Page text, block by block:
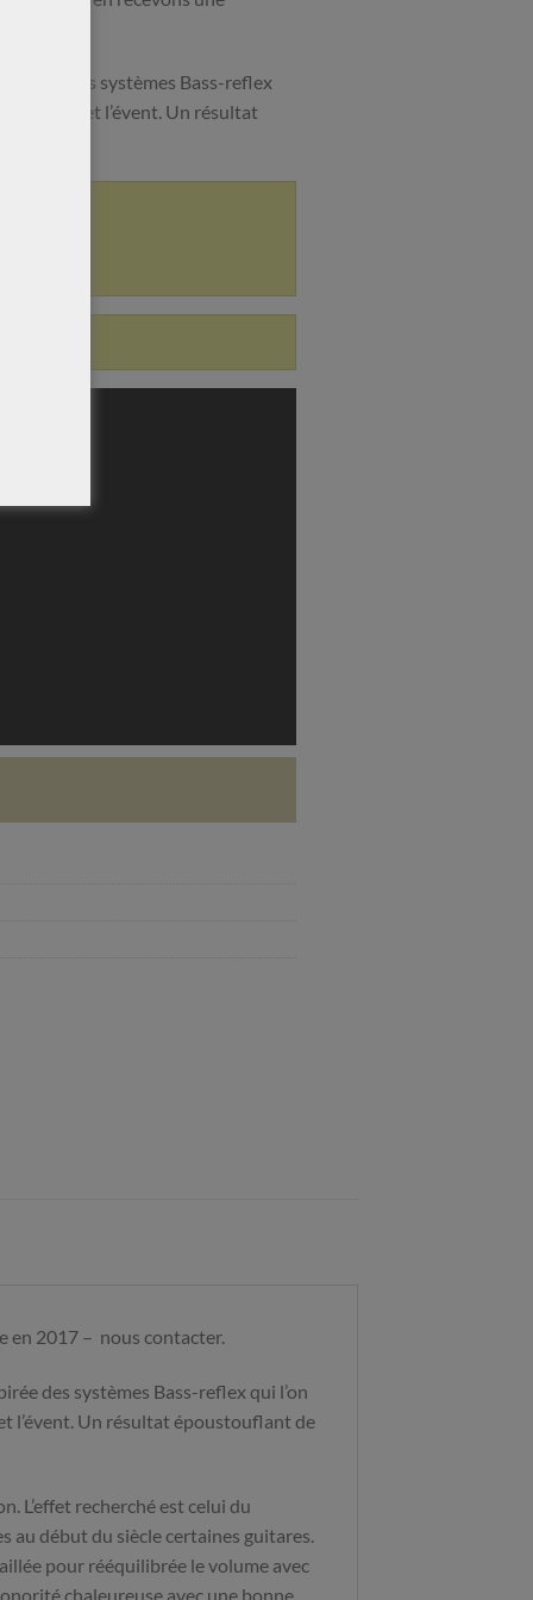
des systèmes Bass-reflex
la table et l’évent. Un résultat
en 2017 – nous contacter.
des systèmes Bass-reflex qui l’on
l’évent. Un résultat époustouflant de
L’effet recherché est celui du
au début du siècle certaines guitares.
pour rééquilibrée le volume avec
chaleureuse avec une bonne